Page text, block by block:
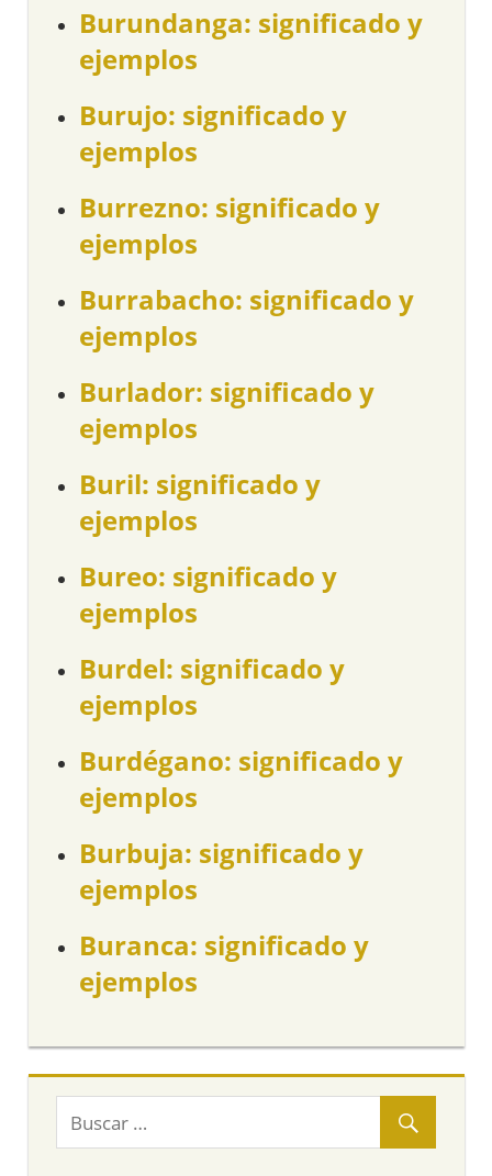
Burundanga: significado y
ejemplos
Burujo: significado y
ejemplos
Burrezno: significado y
ejemplos
Burrabacho: significado y
ejemplos
Burlador: significado y
ejemplos
Buril: significado y
ejemplos
Bureo: significado y
ejemplos
Burdel: significado y
ejemplos
Burdégano: significado y
ejemplos
Burbuja: significado y
ejemplos
Buranca: significado y
ejemplos